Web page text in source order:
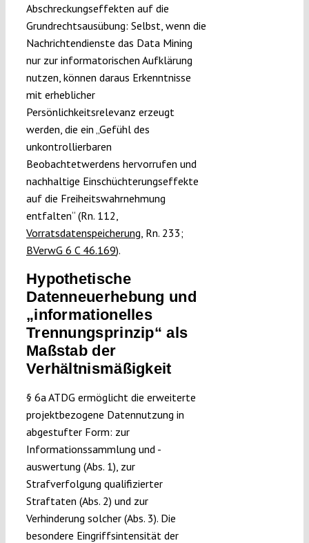
Abschreckungseffekten auf die
Grundrechtsausübung: Selbst, wenn die
Nachrichtendienste das Data Mining
nur zur informatorischen Aufklärung
nutzen, können daraus Erkenntnisse
mit erheblicher
Persönlichkeitsrelevanz erzeugt
werden, die ein „Gefühl des
unkontrollierbaren
Beobachtetwerdens hervorrufen und
nachhaltige Einschüchterungseffekte
auf die Freiheitswahrnehmung
entfalten“ (Rn. 112,
Vorratsdatenspeicherung , Rn. 233;
BVerwG 6 C 46.169).
Hypothetische
Datenneuerhebung und
„informationelles
Trennungsprinzip“ als
Maßstab der
Verhältnismäßigkeit
§ 6a ATDG ermöglicht die erweiterte
projektbezogene Datennutzung in
abgestufter Form: zur
Informationssammlung und -
auswertung (Abs. 1), zur
Strafverfolgung qualifizierter
Straftaten (Abs. 2) und zur
Verhinderung solcher (Abs. 3). Die
besondere Eingriffsintensität der